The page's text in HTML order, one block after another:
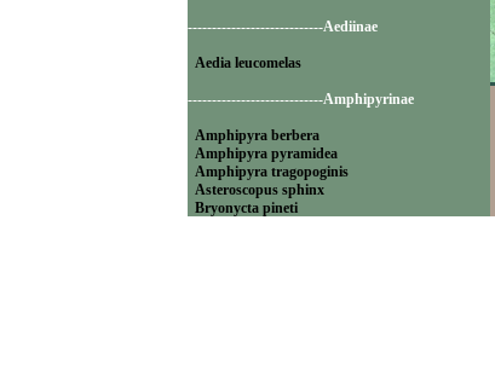
----------------------------Aediinae
Aedia leucomelas
----------------------------Amphipyrinae
Amphipyra berbera
Amphipyra pyramidea
Amphipyra tragopoginis
Asteroscopus sphinx
Bryonycta pineti